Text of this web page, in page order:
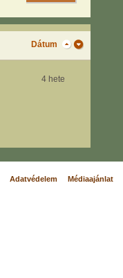
Dátum
4 hete
Adatvédelem Médiaajánlat